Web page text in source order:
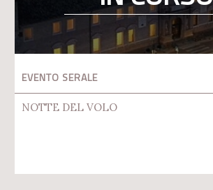
EVENTO SERALE
NOTTE DEL VOLO